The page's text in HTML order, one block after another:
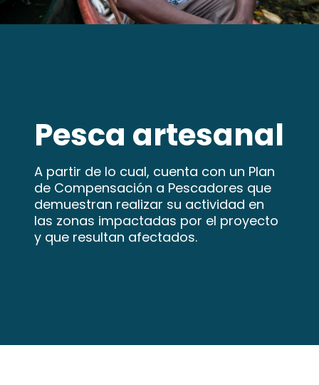
Pesca artesanal
A partir de lo cual, cuenta con un Plan
de Compensación a Pescadores que
demuestran realizar su actividad en
las zonas impactadas por el proyecto
y que resultan afectados.